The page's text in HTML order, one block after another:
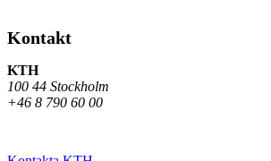
Kontakt
KTH
100 44 Stockholm
+46 8 790 60 00